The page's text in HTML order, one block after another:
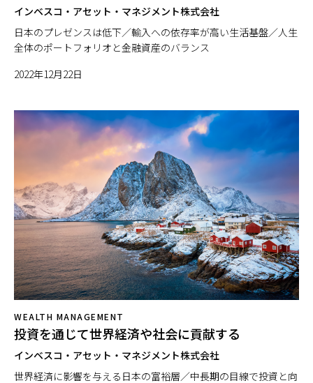
インベスコ・アセット・マネジメント株式会社
日本のプレゼンスは低下／輸入への依存率が高い生活基盤／人生
全体のポートフォリオと金融資産のバランス
2022年12月22日
WEALTH MANAGEMENT
投資を通じて世界経済や社会に貢献する
インベスコ・アセット・マネジメント株式会社
世界経済に影響を与える日本の富裕層／中長期の目線で投資と向